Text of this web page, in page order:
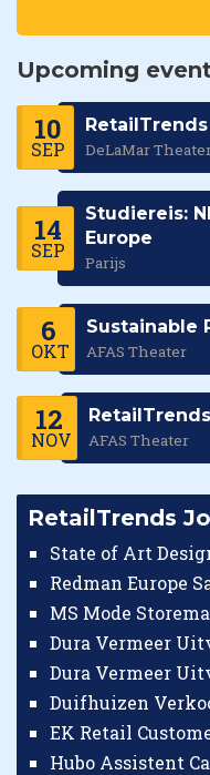
Upcoming
10
SEP DeLaMar
14
SEP
Studiereis:
Europe
Parijs
6
OKT
Sustainable
AFAS Theater
12
NOV AFAS Theater
RetailTrends
State of Art
Redman Europe
MS Mode
Dura Vermeer
Dura Vermeer
Duifhuizen
EK Retail
Hubo Assistent